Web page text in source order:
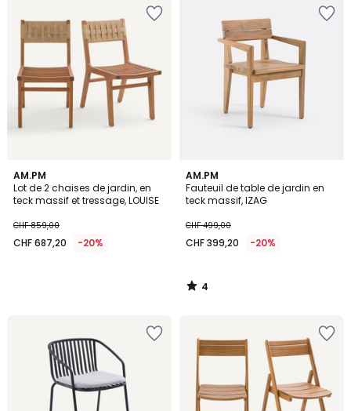
AM.PM
Lot de 2 chaises de jardin, en
teck massif et tressage, LOUISE
CHF 859,00
CHF 687,20 -20%
AM.PM
Fauteuil de table de jardin en
teck massif, IZAG
CHF 499,00
CHF 399,20 -20%
4
/
5
4
/